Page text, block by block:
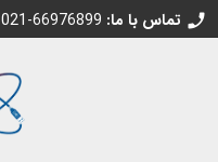
call تماس با ما: 021-66976899